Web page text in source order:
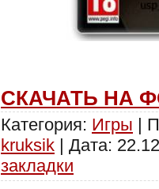
СКАЧАТЬ НА
Категория: Игры |
kruksik | Дата:
закладки